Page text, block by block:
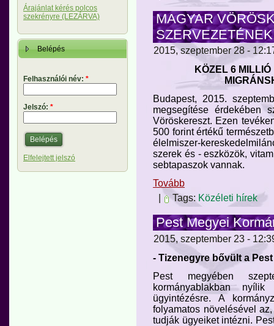
Árajánlat kérés polcos
szekrényre (LEZÁRVA)
Belépés
Felhasználói név: *
Jelszó: *
Elfelejtett jelszó
MAGYAR
2015, szeptember 28 -
KÖZEL 6
Budapest, 2015.
megsegítése érdekében
Vöröskereszt. Ezen
500 forint értékű
élelmiszer-
szerek és - eszközök,
sebtapaszok vannak.
Tovább
Tags: Közéleti hírek
Pest Megyei
2015, szeptember 23 -
- Tizenegyre bővült a
Pest megyében
kormányablakban
ügyintézésre. A
folyamatos növelésével
tudják ügyeiket intézni.